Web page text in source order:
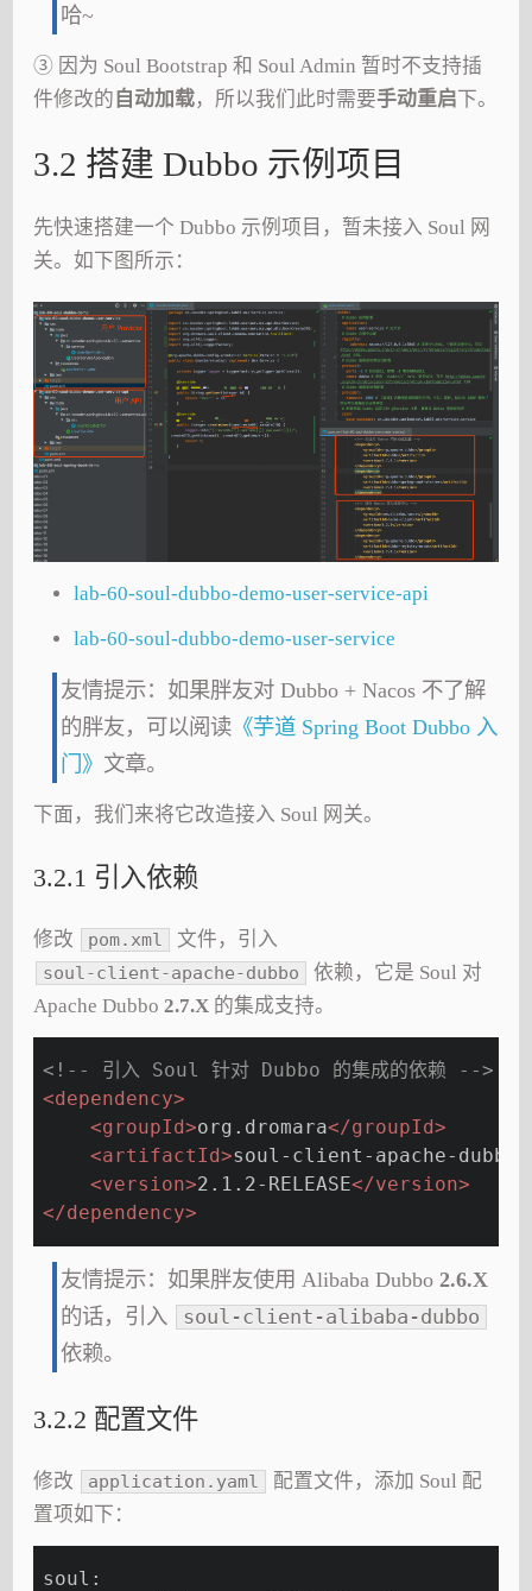
哈~
③ 因为 Soul Bootstrap 和 Soul Admin 暂时不支持插
件修改的 自动加载，所以我们此时需要手动重启下。
3.2 搭建 Dubbo 示例项目
先快速搭建一个 Dubbo 示例项目，暂未接入 Soul 网
关。如下图所示：
lab-60-soul-dubbo-demo-user-service-api
lab-60-soul-dubbo-demo-user-service
友情提示：如果胖友对 Dubbo + Nacos 不了解
的胖友，可以阅读 《芋道 Spring Boot Dubbo 入
门》 文章。
下面，我们来将它改造接入 Soul 网关。
3.2.1 引入依赖
修改 pom.xml 文件，引入
soul-client-apache-dubbo
依赖，它是 Soul 对
Apache Dubbo2.7.X 的集成支持。
<!-- 引入 Soul 针对 Dubbo 的集成的依赖 -->
<dependency>
<groupId>org.dromara</groupId>
<artifactId>soul-client-apache-dubbo
<version>2.1.2-RELEASE</version>
</dependency>
友情提示：如果胖友使用 Alibaba Dubbo2.6.X
的话，引入
soul-client-alibaba-dubbo
依赖。
3.2.2 配置文件
修改 application.yaml
配置文件，添加 Soul 配
置项如下：
soul: